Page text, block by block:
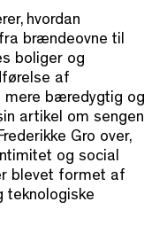
hvordan
brændeovne til
boliger og
af
mere bæredygtig og
artikel om sengen
Gro over,
og social
blevet formet af
teknologiske